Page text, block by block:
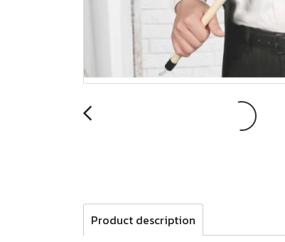
Product description